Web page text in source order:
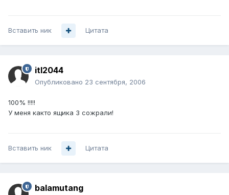
Вставить ник Цитата
itl2044
Опубликовано 23 сентября, 2006
100% !!!!!
У меня както ящика 3 сожрали!
Вставить ник Цитата
balamutang